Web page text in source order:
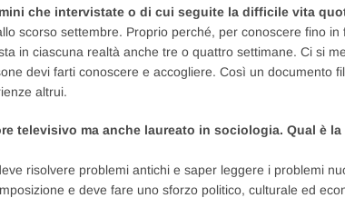
che intervistate o di cui seguite la difficile vita
scorso settembre. Proprio perché, per conoscere fino
in ciascuna realtà anche tre o quattro settimane. Ci si
devi farti conoscere e accogliere. Così un documento
altrui.
televisivo ma anche laureato in sociologia. Qual è
risolvere problemi antichi e saper leggere i problemi
e deve fare uno sforzo politico, culturale ed